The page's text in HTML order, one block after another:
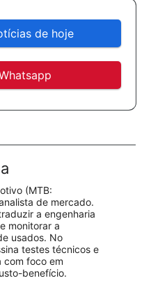
de hoje
(MTB:
de mercado.
a engenharia
monitorar a
usados. No
testes técnicos e
com foco em
benefício.